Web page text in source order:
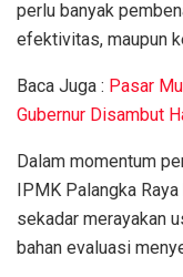
perlu banyak
efektivitas, maupun
Baca Juga : Pasar
Gubernur Disambut
Dalam momentum
IPMK Palangka
sekadar merayakan
bahan evaluasi